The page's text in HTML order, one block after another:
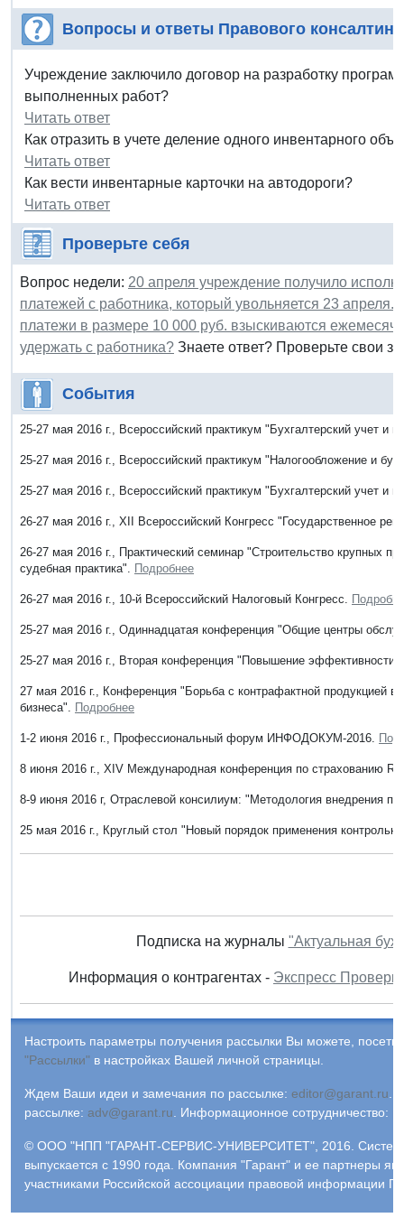
Вопросы и ответы Правового
Учреждение заключило договор на разработку
выполненных работ?
Читать ответ
Как отразить в учете деление одного инвентарного
Читать ответ
Как вести инвентарные карточки на автодороги?
Читать ответ
Проверьте себя
Вопрос недели: 20 апреля учреждение получило
платежей с работника, который увольняется 23
платежи в размере 10 000 руб. взыскиваются
удержать с работника? Знаете ответ? Проверьте свои
События
25-27 мая 2016 г., Всероссийский практикум "Бухгалтерский учет
25-27 мая 2016 г., Всероссийский практикум "Налогообложение и
25-27 мая 2016 г., Всероссийский практикум "Бухгалтерский учет и
26-27 мая 2016 г., ХII Всероссийский Конгресс "Государственное
26-27 мая 2016 г., Практический семинар "Строительство крупных
судебная практика". Подробнее
26-27 мая 2016 г., 10-й Всероссийский Налоговый Конгресс.
25-27 мая 2016 г., Одиннадцатая конференция "Общие центры
25-27 мая 2016 г., Вторая конференция "Повышение эффективности
27 мая 2016 г., Конференция "Борьба с контрафактной продукцией в
бизнеса". Подробнее
1-2 июня 2016 г., Профессиональный форум ИНФОДОКУМ-2016.
8 июня 2016 г., XIV Международная конференция по страхованию
8-9 июня 2016 г, Отраслевой консилиум: "Методология внедрения
25 мая 2016 г., Круглый стол "Новый порядок применения
Подписка на журналы "Актуальная
Информация о контрагентах - Экспресс
Настроить параметры получения рассылки Вы можете,
"Рассылки" в настройках Вашей личной страницы.
Ждем Ваши идеи и замечания по рассылке: editor@garant.ru
рассылке: adv@garant.ru Информационное сотрудничество:
© ООО "НПП "ГАРАНТ-СЕРВИС-УНИВЕРСИТЕТ", 2016.
выпускается с 1990 года. Компания "Гарант" и ее партнеры
участниками Российской ассоциации правовой информации